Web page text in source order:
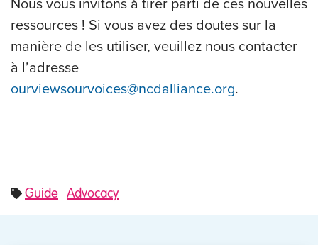
Nous vous invitons à tirer parti de ces nouvelles
ressources ! Si vous avez des doutes sur la
manière de les utiliser, veuillez nous contacter
à l’adresse
ourviewsourvoices@ncdalliance.org.
Guide Advocacy